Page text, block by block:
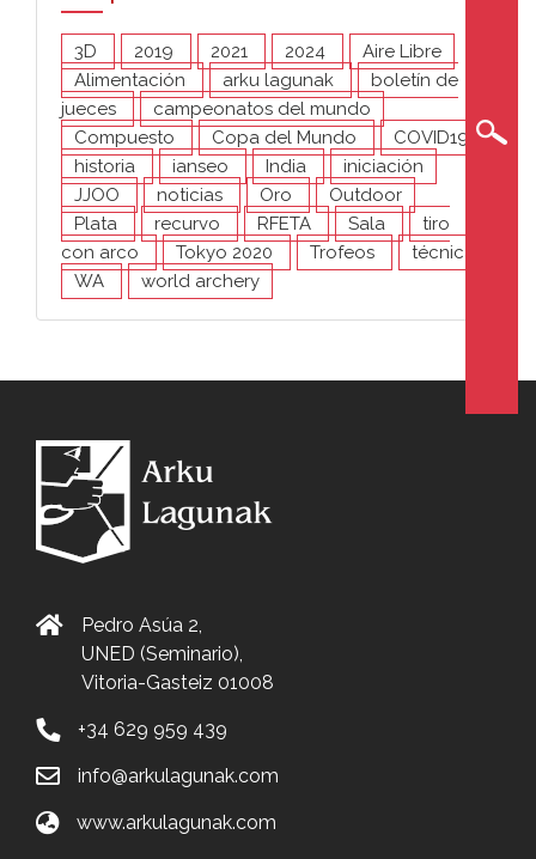
3D 2019 2021 2024
Aire Libre
Alimentación
arku lagunak
boletín de
jueces
campeonatos del mundo
Compuesto
Copa del Mundo
COVID19
historia
ianseo India
iniciación
JJOO
noticias Oro
Outdoor
Plata
recurvo RFETA Sala
tiro
con arco
Tokyo 2020 Trofeos
técnica
WA
world archery
Pedro Asúa 2,
UNED (Seminario),
Vitoria-Gasteiz 01008
+34 629 959 439
info@arkulagunak.com
www.arkulagunak.com